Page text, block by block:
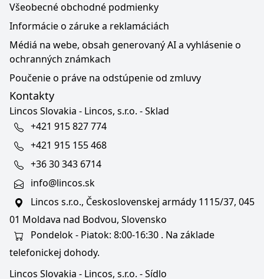
Všeobecné obchodné podmienky
Informácie o záruke a reklamáciách
Médiá na webe, obsah generovaný AI a vyhlásenie o
ochranných známkach
Poučenie o práve na odstúpenie od zmluvy
Kontakty
Lincos Slovakia - Lincos, s.r.o. - Sklad
+421 915 827 774
+421 915 155 468
+36 30 343 6714
info@lincos.sk
Lincos s.r.o., Československej armády 1115/37, 045
01 Moldava nad Bodvou, Slovensko
Pondelok - Piatok: 8:00-16:30 . Na základe
telefonickej dohody.
Lincos Slovakia - Lincos, s.r.o. - Sídlo